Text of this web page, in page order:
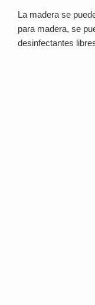
La madera se
para madera, se
desinfectantes